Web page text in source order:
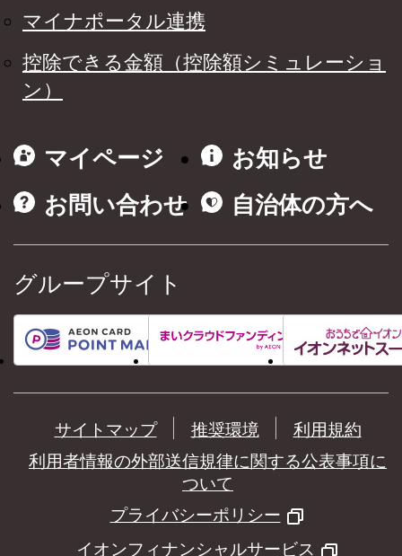
マイナポータル連携
控除できる金額（控除額シミュレーショ
ン）
マイページ
お知らせ
お問い合わせ
自治体の方へ
グループサイト
サイトマップ 推奨環境
利用規約
利用者情報の外部送信規律に関する公表事項に
ついて
プライバシーポリシー
イオンフィナンシャルサービス